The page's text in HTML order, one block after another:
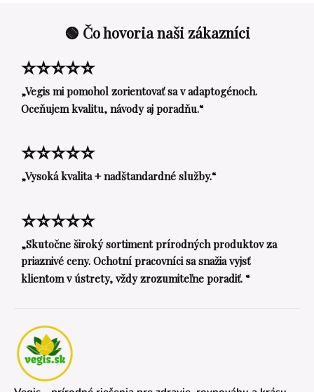
🟢 Čo hovoria naši zákazníci
⭐⭐⭐⭐⭐
„Vegis mi pomohol zorientovať sa v adaptogénoch.
Oceňujem kvalitu, návody aj poradňu.“
⭐⭐⭐⭐⭐
„Vysoká kvalita + nadštandardné služby.“
⭐⭐⭐⭐⭐
„Skutočne široký sortiment prírodných produktov za
priaznivé ceny. Ochotní pracovníci sa snažia vyjsť
klientom v ústrety, vždy zrozumiteľne poradiť. “